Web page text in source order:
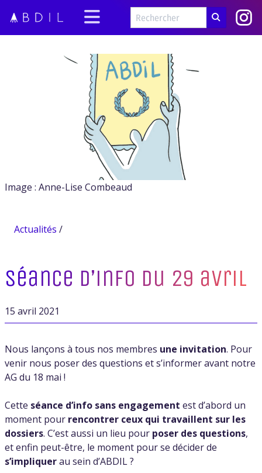
Image : Anne-Lise Combeaud
Actualités /
Séance d’info du 29 avril
15 avril 2021
Nous lançons à tous nos membres une invitation. Pour
venir nous poser des questions et s’informer avant notre
AG du 18 mai !
Cette séance d’info sans engagement est d’abord un
moment pour rencontrer ceux qui travaillent sur les
dossiers. C’est aussi un lieu pour poser des questions,
et enfin peut-être, le moment pour se décider de
s’impliquerau sein d’ABDIL ?